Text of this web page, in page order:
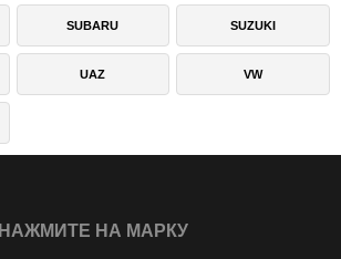
SUBARU SUZUKI
UAZ VW
НАЖМИТЕ НА МАРКУ